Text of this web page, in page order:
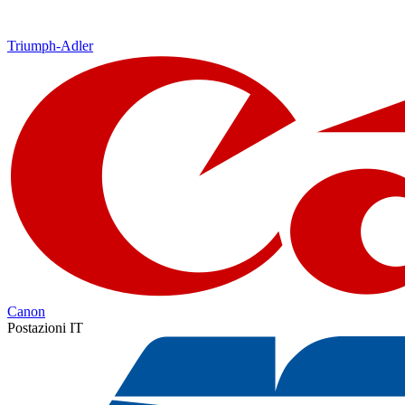
Triumph-Adler
Canon
Postazioni IT